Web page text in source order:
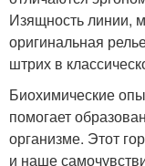
Изящность линии,
оригинальная
штрих в
Биохимические
помогает
организме. Этот
и наше